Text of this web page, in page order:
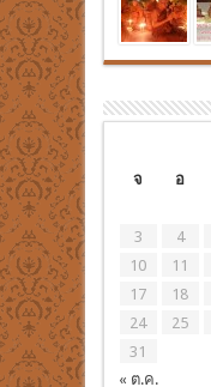
จ
อ
« ต.ค.
3
4
10
11
17
18
24
25
31